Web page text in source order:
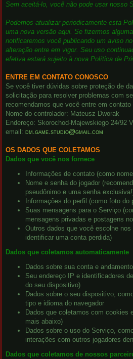
Sem aceitá-lo, você não pode usar nosso
Podemos atualizar periodicamente esta
uma nova versão aqui. Se fizermos
notificaremos você publicando um aviso
alteração entre em vigor. Seu uso
efetiva estará sujeito à nova Política de
ENTRE EM CONTATO CONOSCO
Se você tiver dúvidas sobre proteção de
solicitação para resolver problemas com
recomendamos que você entre em contato
Nome do controlador: Mateusz Dworak
Endereço: Skorochod-Majewskiego 24/92
email: dm.game.studio@gmail.com
OS DADOS QUE COLETAMOS
Dados que você nos fornece
Informações de contato (como
Nome e senha do jogador
pseudônimo e uma senha
Informações do perfil (como foto do
Suas mensagens para o Serviço
mensagens privadas e postagens
Outros dados que você escolhe
identificar uma conta perdida)
Dados que coletamos automaticamente
Dados sobre sua conta e
Seu endereço IP e identificadores
do seu dispositivo)
Dados sobre o seu dispositivo,
tipo e idioma do navegador
Dados que coletamos com cookies
mais abaixo)
Dados sobre o uso do Serviço,
interações com outros jogadores
Dados que coletamos de nossos